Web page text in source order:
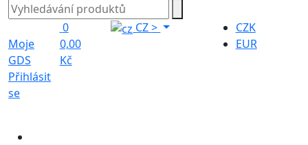
Moje
GDS
Přihlásit
se
0
0,00
Kč
CZ>
CZK
EUR